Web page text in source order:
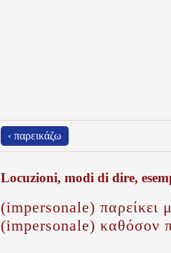
‹ παρεικάζω
Locuzioni, modi di dire,
(impersonale) παρείκει
(impersonale) καθόσον